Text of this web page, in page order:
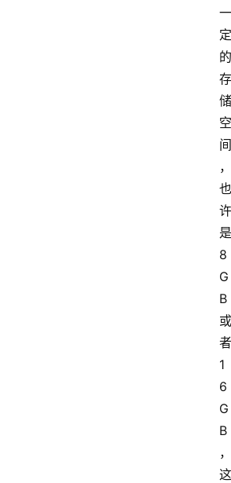
一
定
的
存
储
空
间
，
也
许
是
8
G
B
或
者
1
6
G
B
，
这